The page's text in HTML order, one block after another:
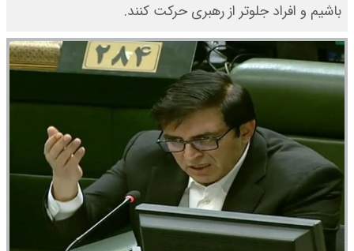
باشیم و افراد جلوتر از رهبری حرکت کنند.